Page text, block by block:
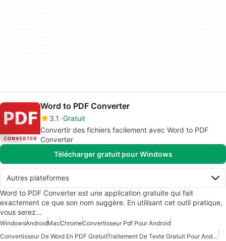
Word to PDF Converter
3.1 Gratuit
Convertir des fichiers facilement avec Word to PDF
Converter
Télécharger gratuit pour Windows
Autres plateformes
Word to PDF Converter est une application gratuite qui fait
exactement ce que son nom suggère. En utilisant cet outil pratique,
vous serez…
WindowsAndroidMacChromeConvertisseur Pdf Pour Android
Convertisseur De Word En PDF Gratuit
Traitement De Texte Gratuit Pour Android